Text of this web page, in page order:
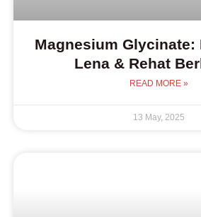
Magnesium Glycinate:
Lena & Rehat
READ MORE »
13 May, 2025